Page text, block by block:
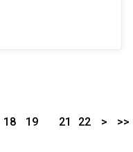
18
19
21 22 > >>